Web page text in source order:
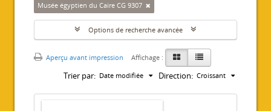
Musée égyptien du Caire CG 9307
Options de recherche avancée
Aperçu avant impression Affichage :
Trier par: Date modifiée Direction: Croissant